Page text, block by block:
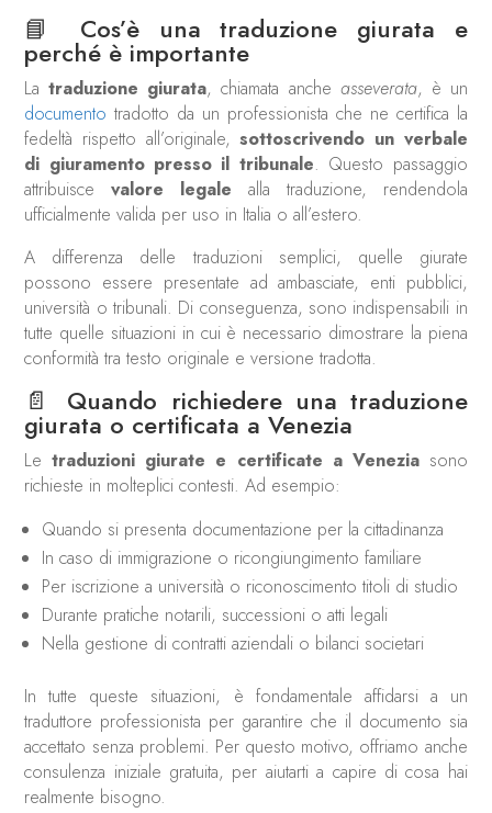
📘 Cos’è una traduzione giurata e
perché è importante
Latraduzione giurata, chiamata anche asseverata, è un
documento tradotto da un professionista che ne certifica la
fedeltà rispetto all’originale,sottoscrivendo un verbale
di giuramento presso il tribunale. Questo passaggio
attribuiscevalore legale alla traduzione, rendendola
ufficialmente valida per uso in Italia o all’estero.
A differenza delle traduzioni semplici, quelle giurate
possono essere presentate ad ambasciate, enti pubblici,
università o tribunali. Di conseguenza, sono indispensabili in
tutte quelle situazioni in cui è necessario dimostrare la piena
conformità tra testo originale e versione tradotta.
📄 Quando richiedere una traduzione
giurata o certificata a Venezia
Letraduzioni giurate e certificate a Veneziasono
richieste in molteplici contesti. Ad esempio:
Quando si presenta documentazione per la cittadinanza
In caso di immigrazione o ricongiungimento familiare
Per iscrizione a università o riconoscimento titoli di studio
Durante pratiche notarili, successioni o atti legali
Nella gestione di contratti aziendali o bilanci societari
In tutte queste situazioni, è fondamentale affidarsi a un
traduttore professionista per garantire che il documento sia
accettato senza problemi. Per questo motivo, offriamo anche
consulenza iniziale gratuita, per aiutarti a capire di cosa hai
realmente bisogno.